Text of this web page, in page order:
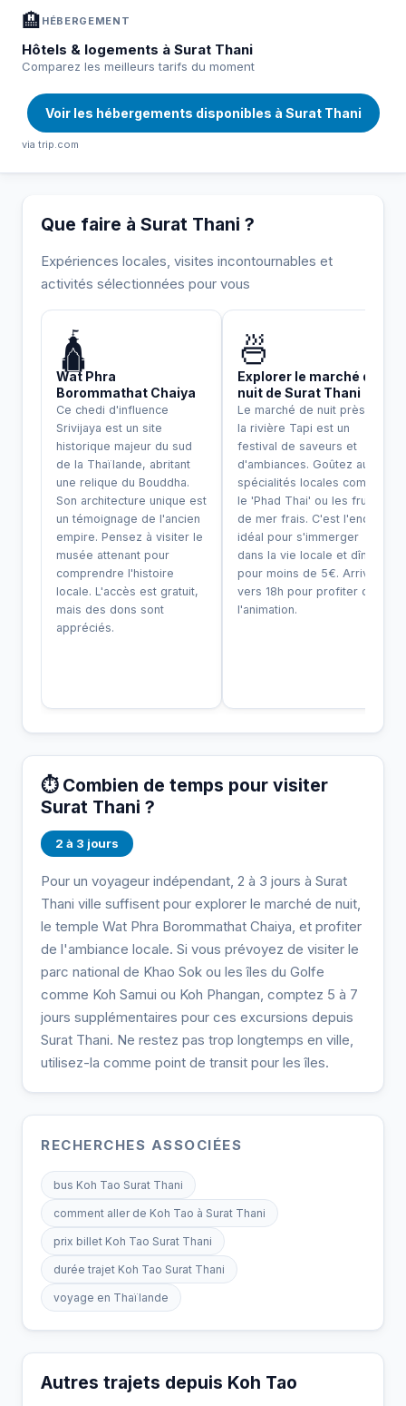
🏨 HÉBERGEMENT
Hôtels & logements à Surat Thani
Comparez les meilleurs tarifs du moment
Voir les hébergements disponibles à Surat Thani
via trip.com
Que faire à Surat Thani ?
Expériences locales, visites incontournables et
activités sélectionnées pour vous
🛕
Wat Phra
Borommathat Chaiya
Ce chedi d'influence
Srivijaya est un site
historique majeur du sud
de la Thaïlande, abritant
une relique du Bouddha.
Son architecture unique est
un témoignage de l'ancien
empire. Pensez à visiter le
musée attenant pour
comprendre l'histoire
locale. L'accès est gratuit,
mais des dons sont
appréciés.
🍜
Explorer le marché de
nuit de Surat Thani
Le marché de nuit près de
la rivière Tapi est un
festival de saveurs et
d'ambiances. Goûtez aux
spécialités locales comme
le 'Phad Thai' ou les fruits
de mer frais. C'est l'endroit
idéal pour s'immerger
dans la vie locale et dîner
pour moins de 5€. Arrivez
vers 18h pour profiter de
l'animation.
⏱️ Combien de temps pour visiter
Surat Thani ?
2 à 3 jours
Pour un voyageur indépendant, 2 à 3 jours à Surat
Thani ville suffisent pour explorer le marché de nuit,
le temple Wat Phra Borommathat Chaiya, et profiter
de l'ambiance locale. Si vous prévoyez de visiter le
parc national de Khao Sok ou les îles du Golfe
comme Koh Samui ou Koh Phangan, comptez 5 à 7
jours supplémentaires pour ces excursions depuis
Surat Thani. Ne restez pas trop longtemps en ville,
utilisez-la comme point de transit pour les îles.
RECHERCHES ASSOCIÉES
bus Koh Tao Surat Thani
comment aller de Koh Tao à Surat Thani
prix billet Koh Tao Surat Thani
durée trajet Koh Tao Surat Thani
voyage en Thaïlande
Autres trajets depuis Koh Tao